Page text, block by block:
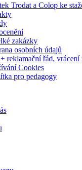
Trodat a Colop ke
zakázky
osobních údajů
reklamační řád, vrácení
Cookies
pro pedagogy